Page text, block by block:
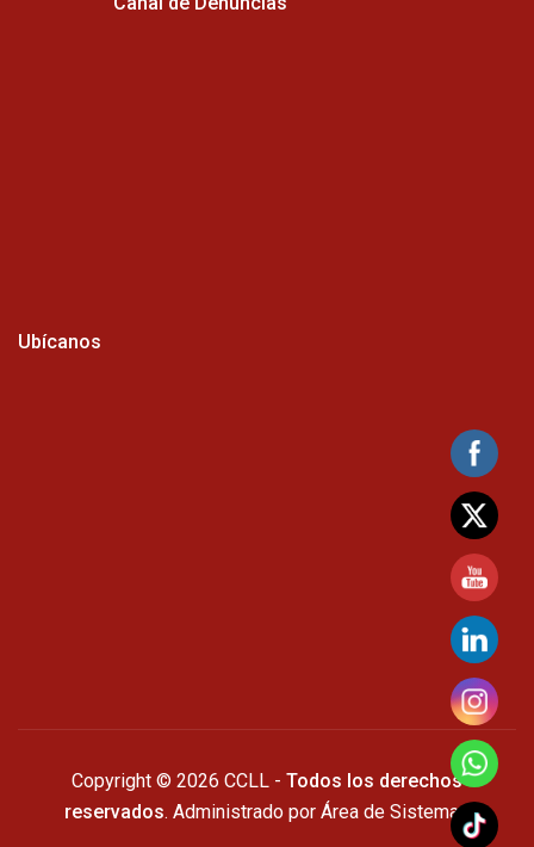
Ubícanos
Copyright © 2026 CCLL - Todos los derechos
reservados. Administrado por Área de Sistemas